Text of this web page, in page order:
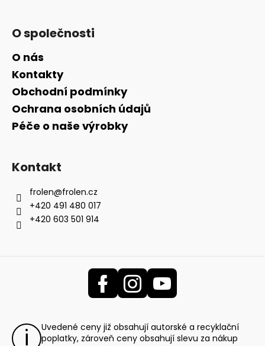
O společnosti
O nás
Kontakty
Obchodní podmínky
Ochrana osobních údajů
Péče o naše výrobky
Kontakt
frolen@frolen.cz
+420 491 480 017
+420 603 501 914
Uvedené ceny již obsahují autorské a recyklační
poplatky, zároveň ceny obsahují slevu za nákup